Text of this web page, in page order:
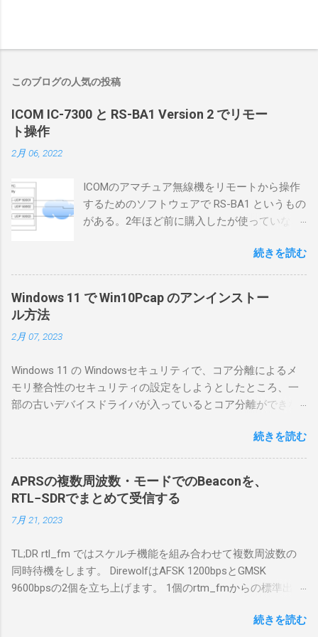
このブログの人気の投稿
ICOM IC-7300 と RS-BA1 Version 2 でリモー
ト操作
2月 06, 2022
ICOMのアマチュア無線機をリモートから操作
するためのソフトウェアで RS-BA1 というもの
がある。2年ほど前に購入したが使っていなか
としているので、リモートから操作できる無
線局構築のために、真面目に使ってみること
にした。 市販のソフトウェアだから簡単に動
くだろうと思ったのだが、ちっともそんなに
合は、下記のこれらものが必要である ICOMの
無線機。 今回は私が持っているIC-7300を使
う。 無線機側(サーバ側) のWindows PC。 今
を入れて使っている。 TPMとか入っているの
でBitLockerのDisk暗号化もでき、遠隔地で盗難
にあってもデータ流出の危険性が少ないかな
と思って。 操作側 (クライアント側) の
を使った交信を行うならば、相応なマイクな
ど。 そして、リモート操作を行うソフトウェ
アであるRS-BA1。 RS-BA1はサーバ側・クラ
イアント側の両方にインストールする。 私の
理解した無線機からサーバPC、クライアント
続きを読む
Windows 11 で Win10Pcap のアンインストー
ル方法
2月 07, 2023
Windows 11 の Windowsセキュリティで、コア分離によるメ
モリ整合性のセキュリティの設定をしようとしたところ、一
部の古いデバイスドライバが入っているとコア分離ができな
で利用する Win10Pcap.sys が入っているためにコア分離がで
きないとエラーが出ておりました。 アンインストールのプロ
グラムなどを走らせてもアンインストールできなかったの
で、どのように実行すればよいのか調べながら実施しまし
た。結論としては pnputil というコマンドを用いればよかった
です。 まずは管理者権限でTerminalを実行します。
PowerShellが起動しました。 適当なファイルに、現在インス
トールされているドライバを書き出す。 pnputil /enum-
drivers > inf.txt # 上記のファイルから win10pcap を探し出す
開名が oem131.inf であるとわかりました。 公開名:
続きを読む
APRSの複数周波数・モードでのBeaconを、
RTL−SDRでまとめて受信する
7月 21, 2023
TL;DR rtl_fm ではスケルチ機能を組み合わせて複数周波数の
同時待機をします。 DirewolfはAFSK 1200bpsとGMSK
9600bpsの2個を立ち上げます。 1個のrtm_fmからの標準出力
す。 コマンドはこのようになりました。 #!/bin/bash続きを読む